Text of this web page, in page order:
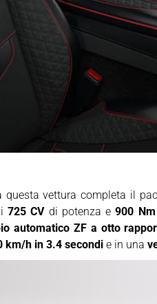
vettura completa il
725 CVdi potenza e900 Nm
automatico ZF a otto
km/h in 3.4 secondi e in una